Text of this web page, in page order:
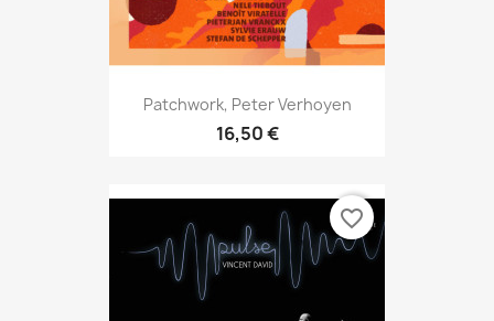
Patchwork, Peter Verhoyen
16,50 €
favorite_border